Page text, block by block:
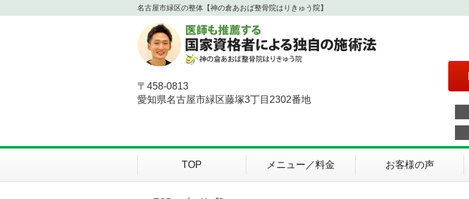
名古屋市緑区の整体【神の倉あおば整骨院はりきゅう院】
〒458-0813
愛知県名古屋市緑区藤塚3丁目2302番地
TOP メニュー／料金 お客様の声